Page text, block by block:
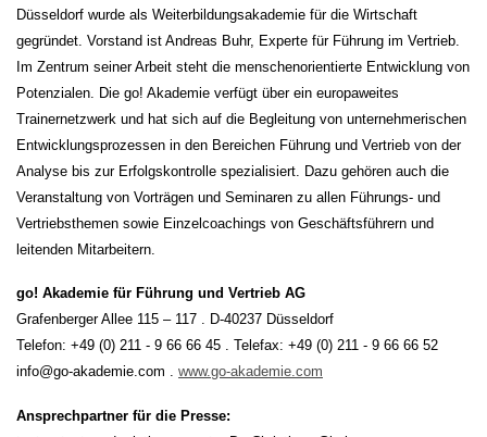
Düsseldorf wurde als Weiterbildungsakademie für die Wirtschaft
gegründet. Vorstand ist Andreas Buhr, Experte für Führung im Vertrieb.
Im Zentrum seiner Arbeit steht die menschenorientierte Entwicklung von
Potenzialen. Die go! Akademie verfügt über ein europaweites
Trainernetzwerk und hat sich auf die Begleitung von unternehmerischen
Entwicklungsprozessen in den Bereichen Führung und Vertrieb von der
Analyse bis zur Erfolgskontrolle spezialisiert. Dazu gehören auch die
Veranstaltung von Vorträgen und Seminaren zu allen Führungs- und
Vertriebsthemen sowie Einzelcoachings von Geschäftsführern und
leitenden Mitarbeitern.
go! Akademie für Führung und Vertrieb AG
Grafenberger Allee 115 – 117 . D-40237 Düsseldorf
Telefon: +49 (0) 211 - 9 66 66 45 . Telefax: +49 (0) 211 - 9 66 66 52
info@go-akademie.com . www.go-akademie.com
Ansprechpartner für die Presse: